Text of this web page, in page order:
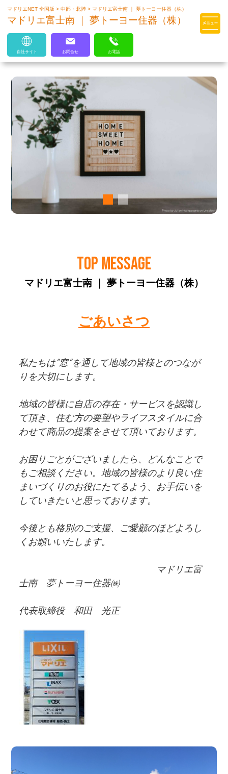
マドリエはLIXILの厳しい基準を
クリアした住まいのプロ集団です
マドリエNET 全国版>中部・北陸>マドリエ富士南 ｜ 夢トーヨー住器（株）
マドリエ富士南 ｜ 夢トーヨー住器（株）
自社サイト お問合せ お電話
TOP MESSAGE
マドリエ富士南 ｜ 夢トーヨー住器（株）
ごあいさつ